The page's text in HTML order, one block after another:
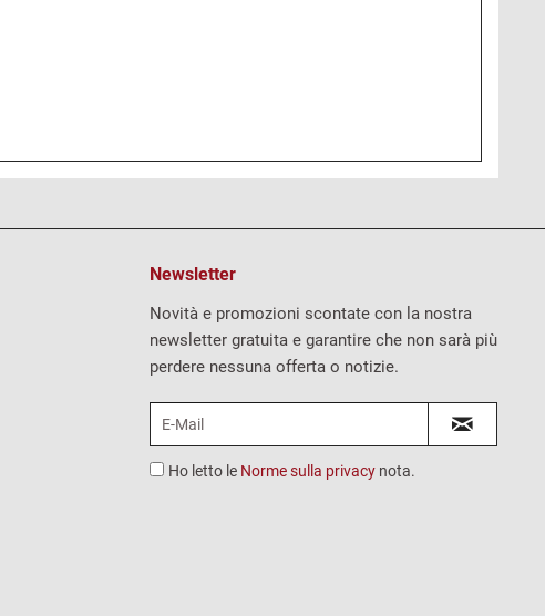
Newsletter
Novità e promozioni scontate con la nostra
newsletter gratuita e garantire che non sarà più
perdere nessuna offerta o notizie.
Ho letto le Norme sulla privacy nota.